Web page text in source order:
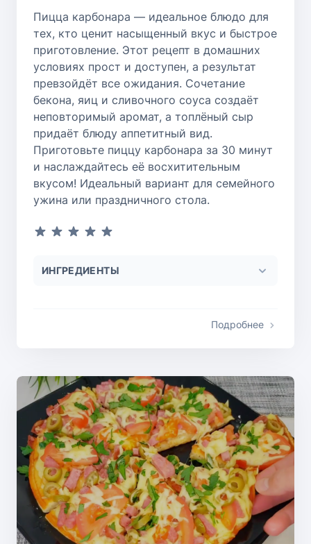
Пицца карбонара — идеальное блюдо для
тех, кто ценит насыщенный вкус и быстрое
приготовление. Этот рецепт в домашних
условиях прост и доступен, а результат
превзойдёт все ожидания. Сочетание
бекона, яиц и сливочного соуса создаёт
неповторимый аромат, а топлёный сыр
придаёт блюду аппетитный вид.
Приготовьте пиццу карбонара за 30 минут
и наслаждайтесь её восхитительным
вкусом! Идеальный вариант для семейного
ужина или праздничного стола.
ИНГРЕДИЕНТЫ
Подробнее